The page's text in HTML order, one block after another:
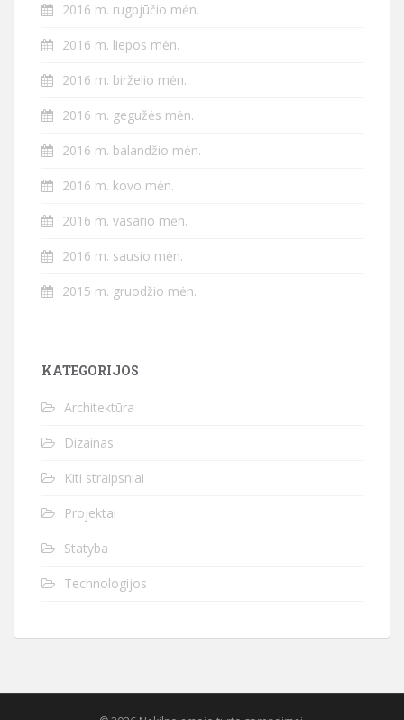
2016 m. rugpjūčio mėn.
2016 m. liepos mėn.
2016 m. birželio mėn.
2016 m. gegužės mėn.
2016 m. balandžio mėn.
2016 m. kovo mėn.
2016 m. vasario mėn.
2016 m. sausio mėn.
2015 m. gruodžio mėn.
KATEGORIJOS
Architektūra
Dizainas
Kiti straipsniai
Projektai
Statyba
Technologijos